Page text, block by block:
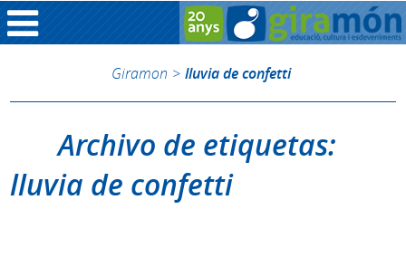
Giramon > lluvia de confetti
Archivo de etiquetas:
lluvia de confetti